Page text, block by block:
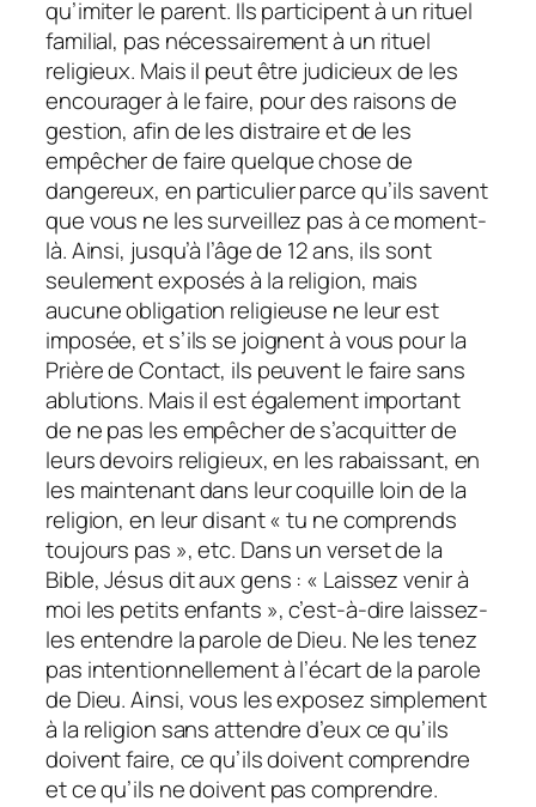
qu’imiter le parent. Ils participent à un rituel
familial, pas nécessairement à un rituel
religieux. Mais il peut être judicieux de les
encourager à le faire, pour des raisons de
gestion, afin de les distraire et de les
empêcher de faire quelque chose de
dangereux, en particulier parce qu’ils savent
que vous ne les surveillez pas à ce moment-
là. Ainsi, jusqu’à l’âge de 12 ans, ils sont
seulement exposés à la religion, mais
aucune obligation religieuse ne leur est
imposée, et s’ils se joignent à vous pour la
Prière de Contact, ils peuvent le faire sans
ablutions. Mais il est également important
de ne pas les empêcher de s’acquitter de
leurs devoirs religieux, en les rabaissant, en
les maintenant dans leur coquille loin de la
religion, en leur disant « tu ne comprends
toujours pas », etc. Dans un verset de la
Bible, Jésus dit aux gens : « Laissez venir à
moi les petits enfants », c’est-à-dire laissez-
les entendre la parole de Dieu. Ne les tenez
pas intentionnellement à l’écart de la parole
de Dieu. Ainsi, vous les exposez simplement
à la religion sans attendre d’eux ce qu’ils
doivent faire, ce qu’ils doivent comprendre
et ce qu’ils ne doivent pas comprendre.